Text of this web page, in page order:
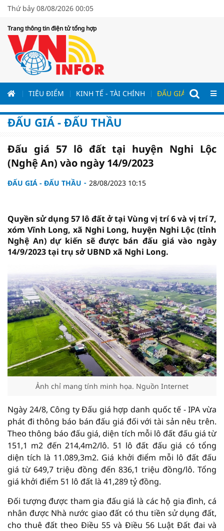
Thứ bảy 08/08/2026 00:05
Trang thông tin điện tử tổng hợp
TIÊU ĐIỂM KINH TẾ - TÀI CHÍNH ĐẤU GIÁ - ĐẤU
ĐẤU GIÁ - ĐẤU THẦU
Đấu giá 57 lô đất tại huyện Nghi Lộc
(Nghệ An) vào ngày 14/9/2023
ĐẤU GIÁ - ĐẤU THẦU 28/08/2023 10:15
Quyền sử dụng 57 lô đất ở tại Vùng vị trí 6 và vị trí 7,
xóm Vĩnh Long, xã Nghi Long, huyện Nghi Lộc (tỉnh
Nghệ An) dự kiến sẽ được bán đấu giá vào ngày
14/9/2023 tại trụ sở UBND xã Nghi Long.
Ảnh chỉ mang tính minh họa. Nguồn Internet
Ngày 24/8, Công ty Đấu giá hợp danh quốc tế - IPA vừa
phát đi thông báo bán đấu giá đối với tài sản nêu trên.
Theo thông báo đấu giá, diện tích mỗi lô đất đấu giá từ
151,1 m2 đến 214,4m2/lô. 51 lô đất đấu giá có tổng
diện tích là 11.089,3m2. Giá khởi điểm mỗi lô đất đấu
giá từ 649,7 triệu đồng đến 836,1 triệu đồng/lô. Tổng
giá khởi điểm 51 lô đất là 41,289 tỷ đồng.
Đối tượng được tham gia đấu giá là các hộ gia đình, cá
nhân được Nhà nước giao đất có thu tiền sử dụng đất,
cho thuê đất theo Điều 55 và Điều 56 Luật Đất đai và